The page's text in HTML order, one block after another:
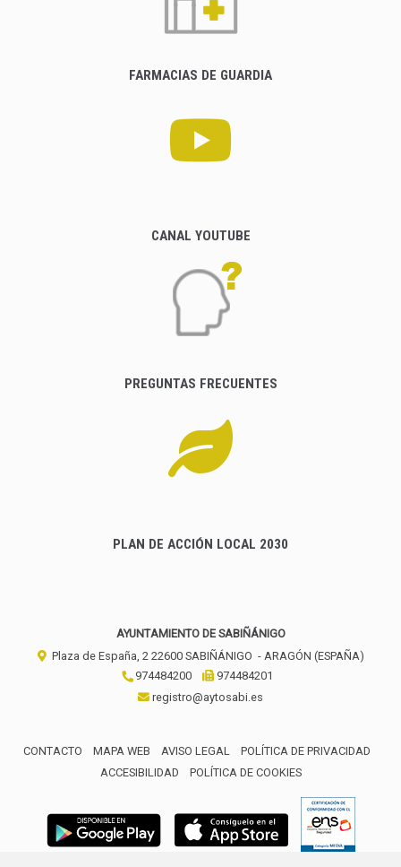
FARMACIAS DE GUARDIA
CANAL YOUTUBE
PREGUNTAS FRECUENTES
PLAN DE ACCIÓN LOCAL 2030
AYUNTAMIENTO DE SABIÑÁNIGO
Plaza de España, 2 22600 SABIÑÁNIGO - ARAGÓN (ESPAÑA)
974484200
974484201
registro@aytosabi.es
CONTACTO MAPA WEB AVISO LEGAL
POLÍTICA DE PRIVACIDAD
ACCESIBILIDAD
POLÍTICA DE COOKIES